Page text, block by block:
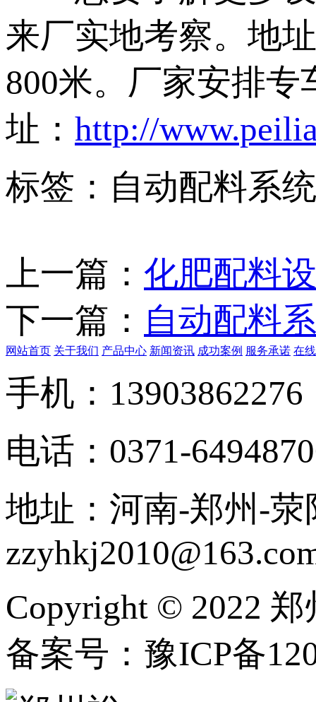
来厂实地考察。地
800米。厂家安排
址： http://
标签：自动配料系统
上一篇： 化肥配料
下一篇： 自动配料
网站首页 关于我们 产品中心 新闻资讯 成功案例 服务承诺 在
手机：13903862276
电话：0371-
地址：河南-郑州-
Copyright © 2022
备案号：豫ICP备